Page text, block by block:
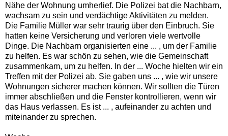
Nähe der Wohnung umherlief. Die Polizei bat die Nachbarn,
wachsam zu sein und verdächtige Aktivitäten zu melden.
Die Familie Müller war sehr traurig über den Einbruch. Sie
hatten keine Versicherung und verloren viele wertvolle
Dinge. Die Nachbarn organisierten eine ... , um der Familie
zu helfen. Es war schön zu sehen, wie die Gemeinschaft
zusammenkam, um zu helfen. In der ... Woche hielten wir ein
Treffen mit der Polizei ab. Sie gaben uns ... , wie wir unsere
Wohnungen sicherer machen können. Wir sollten die Türen
immer abschließen und die Fenster kontrollieren, wenn wir
das Haus verlassen. Es ist ... , aufeinander zu achten und
miteinander zu sprechen.